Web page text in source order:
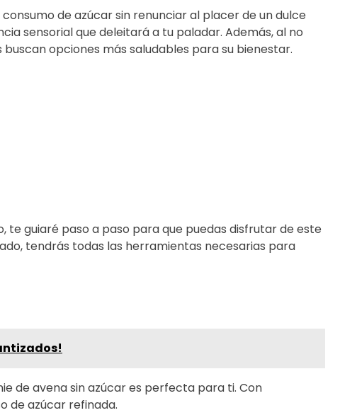
de azúcar sin renunciar al placer de un dulce
sensorial que deleitará a tu paladar. Además, al no
opciones más saludables para su bienestar.
te guiaré paso a paso para que puedas disfrutar de este
tendrás todas las herramientas necesarias para
de avena sin azúcar es perfecta para ti. Con
de azúcar refinada.